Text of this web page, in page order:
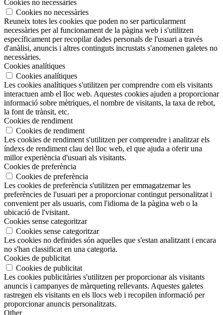
Cookies no necessàries
Cookies no necessàries
Reuneix totes les cookies que poden no ser particularment
necessàries per al funcionament de la pàgina web i s'utilitzen
específicament per recopilar dades personals de l'usuari a través
d'anàlisi, anuncis i altres continguts incrustats s'anomenen galetes no
necessàries.
Cookies analítiques
Cookies analítiques
Les cookies analítiques s'utilitzen per comprendre com els visitants
interactuen amb el lloc web. Aquestes cookies ajuden a proporcionar
informació sobre mètriques, el nombre de visitants, la taxa de rebot,
la font de trànsit, etc.
Cookies de rendiment
Cookies de rendiment
Les cookies de rendiment s'utilitzen per comprendre i analitzar els
índexs de rendiment clau del lloc web, el que ajuda a oferir una
millor experiència d'usuari als visitants.
Cookies de preferència
Cookies de preferència
Les cookies de preferència s'utilitzen per emmagatzemar les
preferències de l'usuari per a proporcionar contingut personalitzat i
convenient per als usuaris, com l'idioma de la pàgina web o la
ubicació de l'visitant.
Cookies sense categoritzar
Cookies sense categoritzar
Les cookies no definides són aquelles que s'estan analitzant i encara
no s'han classificat en una categoria.
Cookies de publicitat
Cookies de publicitat
Les cookies publicitàries s'utilitzen per proporcionar als visitants
anuncis i campanyes de màrqueting rellevants. Aquestes galetes
rastregen els visitants en els llocs web i recopilen informació per
proporcionar anuncis personalitzats.
Other